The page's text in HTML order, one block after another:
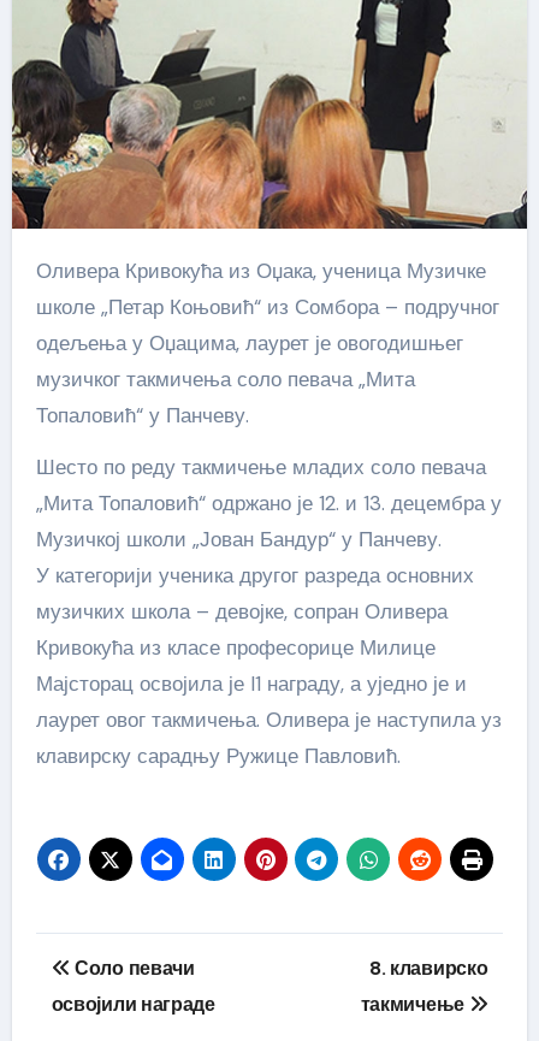
Оливера Кривокућа из Оџака, ученица Музичке
школе „Петар Коњовић“ из Сомбора – подручног
одељења у Оџацима, лаурет је овогодишњег
музичког такмичења соло певача „Мита
Топаловић“ у Панчеву.
Шесто по реду такмичење младих соло певача
„Мита Топаловић“ одржано је 12. и 13. децембра у
Музичкој школи „Јован Бандур“ у Панчеву.
У категорији ученика другог разреда основних
музичких школа – девојке, сопран Оливера
Кривокућа из класе професорице Милице
Мајсторац освојила је I1 награду, а уједно је и
лаурет овог такмичења. Оливера је наступила уз
клавирску сарадњу Ружице Павловић.
Кретање
чланка
Соло певачи
освојили награде
8. клавирско
такмичење